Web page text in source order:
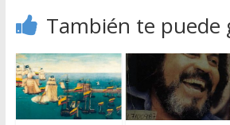
También te puede